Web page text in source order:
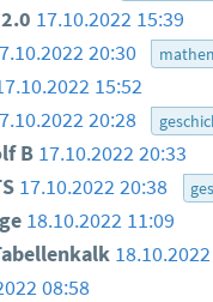
17.10.2022 15:39
20:30
15:52
20:28
B 17.10.2022 20:33
17.10.2022 20:38
18.10.2022 11:09
08:58